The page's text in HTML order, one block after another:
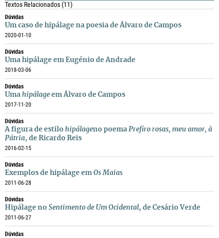
Textos Relacionados(11)
Dúvidas
Um caso de hipálage na poesia de Álvaro de Campos
2020-01-10
Dúvidas
Uma hipálage em Eugénio de Andrade
2018-03-06
Dúvidas
Uma hipálage em Álvaro de Campos
2017-11-20
Dúvidas
A figura de estilo hipálageno poema Prefiro rosas, meu amor, à
Pátria, de Ricardo Reis
2016-02-15
Dúvidas
Exemplos de hipálage em Os Maias
2011-06-28
Dúvidas
Hipálage no Sentimento de Um Ocidental, de Cesário Verde
2011-06-27
Dúvidas